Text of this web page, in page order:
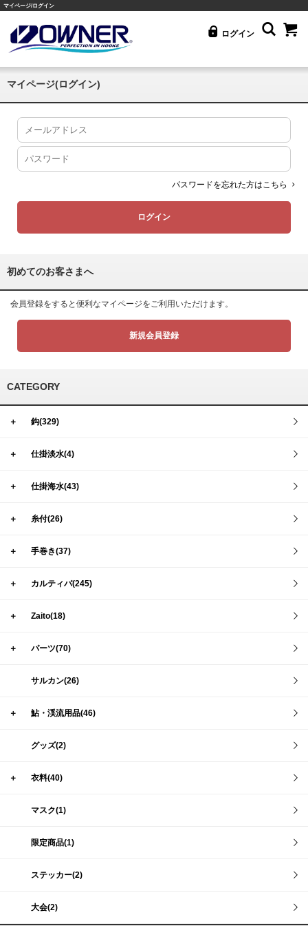
マイページ/ログイン
ログイン
マイページ(ログイン)
パスワードを忘れた方はこちら
初めてのお客さまへ
会員登録をすると便利なマイページをご利用いただけます。
新規会員登録
CATEGORY
＋ 鈎(329)
＋ 仕掛淡水(4)
＋ 仕掛海水(43)
＋ 糸付(26)
＋ 手巻き(37)
＋ カルティバ(245)
＋ Zaito(18)
＋ パーツ(70)
サルカン(26)
＋ 鮎・渓流用品(46)
グッズ(2)
＋ 衣料(40)
マスク(1)
限定商品(1)
ステッカー(2)
大会(2)